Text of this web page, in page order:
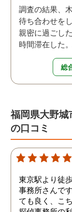
調査の結果、
待ち合わせを
親密に過ごし
時間滞在した
総
福岡県大野
の口コミ
東京駅より徒
事務所さんで
ても良く、こ